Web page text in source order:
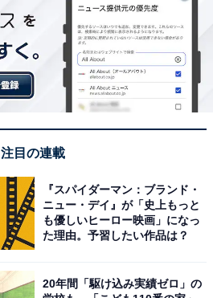
注目の連載
『スパイダーマン：ブランド・
ニュー・デイ』が「史上もっと
も優しいヒーロー映画」になっ
た理由。予習したい作品は？
20年間「駆け込み実績ゼロ」の